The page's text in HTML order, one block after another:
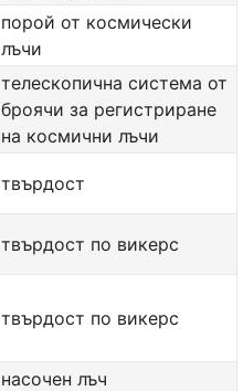
порой от космически
лъчи
телескопична система от
броячи за регистриране
на космични лъчи
твърдост
твърдост по викерс
твърдост по викерс
насочен лъч